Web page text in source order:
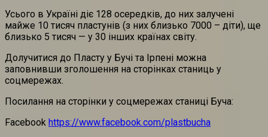
Усього в Україні діє 128 осередків, до них залучені
майже 10 тисяч пластунів (з них близько 7000 – діти), ще
близько 5 тисяч — у 30 інших країнах світу.
Долучитися до Пласту у Бучі та Ірпені можна
заповнивши зголошення на сторінках станиць у
соцмережах.
Посилання на сторінки у соцмережах станиці Буча:
Facebook https://www.facebook.com/plastbucha